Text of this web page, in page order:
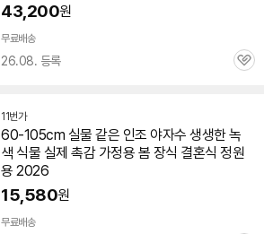
43,200원
무료배송
26.08. 등록
관
11번가
60-105cm 실물 같은 인조 야자수 생생한 녹
색 식물 실제 촉감 가정용 봄 장식 결혼식 정원
용 2026
15,580원
무료배송